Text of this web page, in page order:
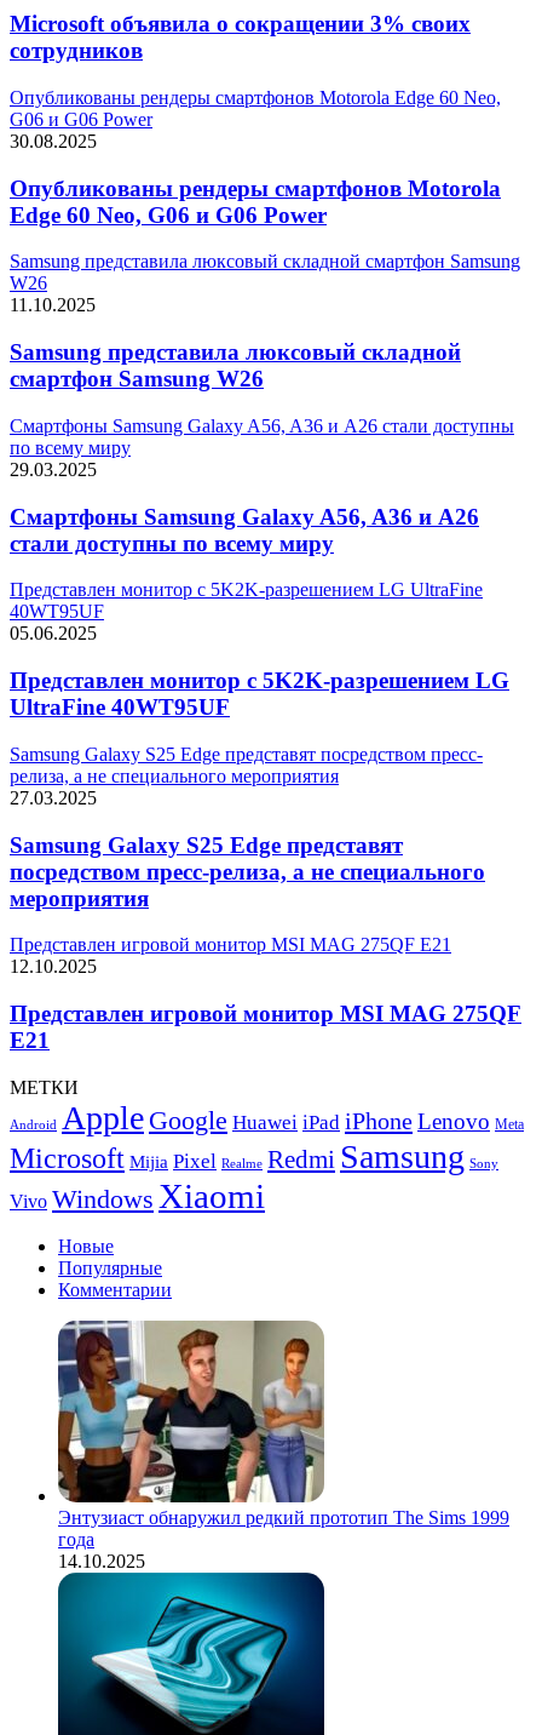
Microsoft объявила о сокращении 3% своих
сотрудников
Опубликованы рендеры смартфонов Motorola Edge 60 Neo,
G06 и G06 Power
30.08.2025
Опубликованы рендеры смартфонов Motorola
Edge 60 Neo, G06 и G06 Power
Samsung представила люксовый складной смартфон Samsung
W26
11.10.2025
Samsung представила люксовый складной
смартфон Samsung W26
Смартфоны Samsung Galaxy A56, A36 и A26 стали доступны
по всему миру
29.03.2025
Смартфоны Samsung Galaxy A56, A36 и A26
стали доступны по всему миру
Представлен монитор с 5K2K-разрешением LG UltraFine
40WT95UF
05.06.2025
Представлен монитор с 5K2K-разрешением LG
UltraFine 40WT95UF
Samsung Galaxy S25 Edge представят посредством пресс-
релиза, а не специального мероприятия
27.03.2025
Samsung Galaxy S25 Edge представят
посредством пресс-релиза, а не специального
мероприятия
Представлен игровой монитор MSI MAG 275QF E21
12.10.2025
Представлен игровой монитор MSI MAG 275QF
E21
МЕТКИ
Android Apple Google Huawei iPad iPhoneLenovo Meta
Microsoft Mijia Pixel Realme Redmi Samsung Sony
Vivo Windows Xiaomi
Новые
Популярные
Комментарии
Энтузиаст обнаружил редкий прототип The Sims 1999
года
14.10.2025